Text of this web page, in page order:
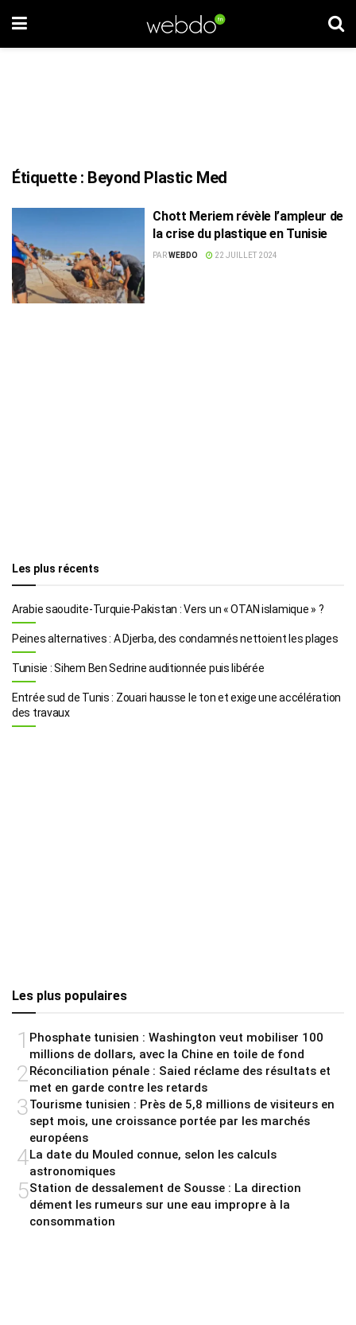
Étiquette : Beyond Plastic Med
Chott Meriem révèle l’ampleur de
la crise du plastique en Tunisie
PARWEBDO 22 JUILLET 2024
Les plus récents
Arabie saoudite-Turquie-Pakistan : Vers un « OTAN islamique » ?
Peines alternatives : A Djerba, des condamnés nettoient les plages
Tunisie : Sihem Ben Sedrine auditionnée puis libérée
Entrée sud de Tunis : Zouari hausse le ton et exige une accélération
des travaux
Les plus populaires
1 Phosphate tunisien : Washington veut mobiliser 100
millions de dollars, avec la Chine en toile de fond
2 Réconciliation pénale : Saied réclame des résultats et
met en garde contre les retards
3Tourisme tunisien : Près de 5,8 millions de visiteurs en
sept mois, une croissance portée par les marchés
européens
4La date du Mouled connue, selon les calculs
astronomiques
5Station de dessalement de Sousse : La direction
dément les rumeurs sur une eau impropre à la
consommation